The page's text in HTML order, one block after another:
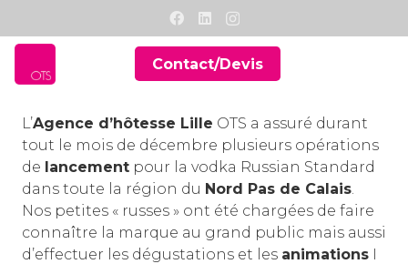
Contact/Devis
L’Agence d’hôtesse Lille OTS a assuré durant
tout le mois de décembre plusieurs opérations
de lancement pour la vodka Russian Standard
dans toute la région du Nord Pas de Calais.
Nos petites « russes » ont été chargées de faire
connaître la marque au grand public mais aussi
d’effectuer les dégustations et les animations I